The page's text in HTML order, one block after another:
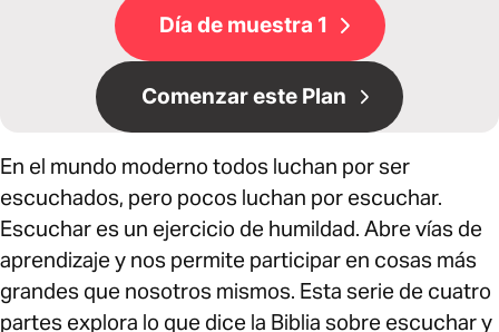
Día de muestra 1
Comenzar este Plan
En el mundo moderno todos luchan por ser
escuchados, pero pocos luchan por escuchar.
Escuchar es un ejercicio de humildad. Abre vías de
aprendizaje y nos permite participar en cosas más
grandes que nosotros mismos. Esta serie de cuatro
partes explora lo que dice la Biblia sobre escuchar y